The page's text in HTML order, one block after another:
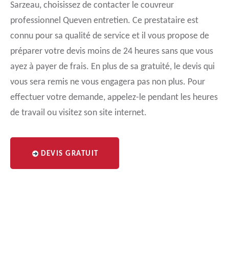
Sarzeau, choisissez de contacter le couvreur
professionnel Queven entretien. Ce prestataire est
connu pour sa qualité de service et il vous propose de
préparer votre devis moins de 24 heures sans que vous
ayez à payer de frais. En plus de sa gratuité, le devis qui
vous sera remis ne vous engagera pas non plus. Pour
effectuer votre demande, appelez-le pendant les heures
de travail ou visitez son site internet.
DEVIS GRATUIT